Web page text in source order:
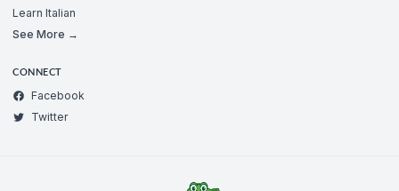
Learn Italian
See More →
CONNECT
Facebook
Twitter